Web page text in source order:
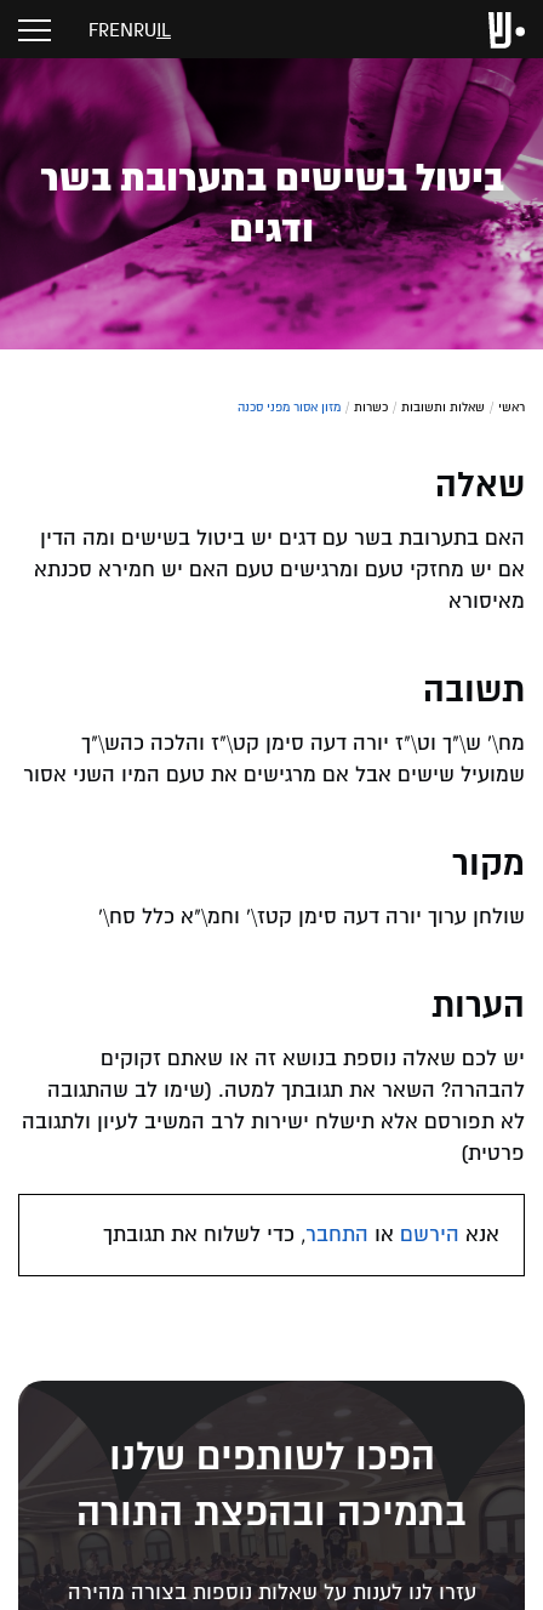
IL
RU
EN
FR
ביטול בשישים בתערובת בשר
ודגים
ראשי / שאלות ותשובות / כשרות / מזון אסור מפני סכנה
שאלה
האם בתערובת בשר עם דגים יש ביטול בשישים ומה הדין
אם יש מחזקי טעם ומרגישים טעם האם יש חמירא סכנתא
מאיסורא
תשובה
מח\' ש\"ך וט\"ז יורה דעה סימן קט\"ז והלכה כהש\"ך
שמועיל שישים אבל אם מרגישים את טעם המיו השני אסור
מקור
שולחן ערוך יורה דעה סימן קטז\' וחמ\"א כלל סח\'
הערות
יש לכם שאלה נוספת בנושא זה או שאתם זקוקים
להבהרה? השאר את תגובתך למטה. (שימו לב שהתגובה
לא תפורסם אלא תישלח ישירות לרב המשיב לעיון ולתגובה
פרטית)
אנא הירשם או התחבר, כדי לשלוח את תגובתך
הפכו לשותפים שלנו
בתמיכה ובהפצת התורה
עזרו לנו לענות על שאלות נוספות בצורה מהירה